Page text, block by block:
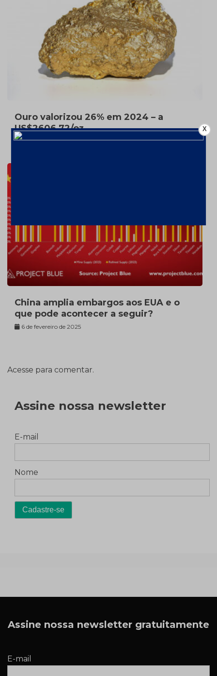
Ouro valorizou 26% em 2024 – a
US$2606,72/oz
7 de fevereiro de 2025
China amplia embargos aos EUA e o
que pode acontecer a seguir?
6 de fevereiro de 2025
Acesse para comentar.
Assine nossa newsletter
E-mail
Nome
Assine nossa newsletter gratuitamente
E-mail
X